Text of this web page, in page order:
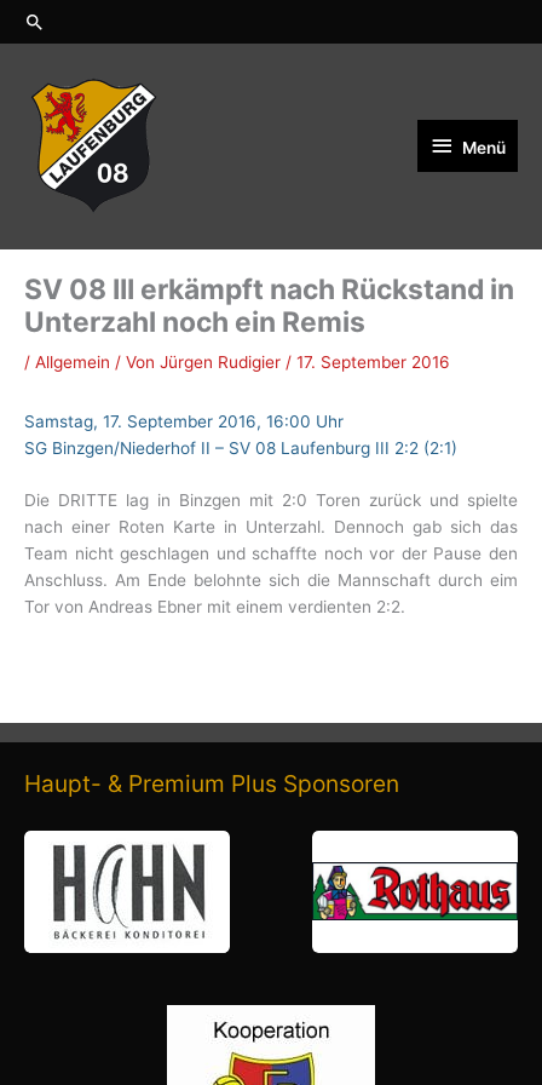
ZumSuchen
Menü
Menü
SV 08 III erkämpft nach Rückstand in
Unterzahl noch ein Remis
/ Allgemein / Von Jürgen Rudigier / 17. September 2016
Samstag, 17. September 2016, 16:00 Uhr
SG Binzgen/Niederhof II – SV 08 Laufenburg III 2:2 (2:1)
Die DRITTE lag in Binzgen mit 2:0 Toren zurück und spielte
nach einer Roten Karte in Unterzahl. Dennoch gab sich das
Team nicht geschlagen und schaffte noch vor der Pause den
Anschluss. Am Ende belohnte sich die Mannschaft durch eim
Tor von Andreas Ebner mit einem verdienten 2:2.
Haupt- & Premium Plus Sponsoren